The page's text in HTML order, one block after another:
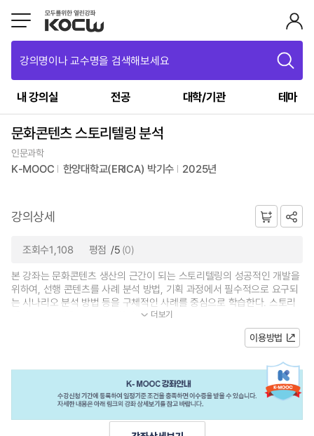
강의명이나 교수명을 검색해보세요
내 강의실 전공 대학/기관 테마
문화콘텐츠 스토리텔링 분석
인문과학
K-MOOC 한양대학교(ERICA) 박기수 2025년
강의상세
조회수1,108 평점 /5 (0)
본 강좌는 문화콘텐츠 생산의 근간이 되는 스토리텔링의 성공적인 개발을
위하여, 선행 콘텐츠를 사례 분석 방법, 기획 과정에서 필수적으로 요구되
는 시나리오 분석 방법 등을 구체적인 사례를 중심으로 학습한다. 스토리
텔링의 중요성을 모두 강조하지만...더보기
이용방법